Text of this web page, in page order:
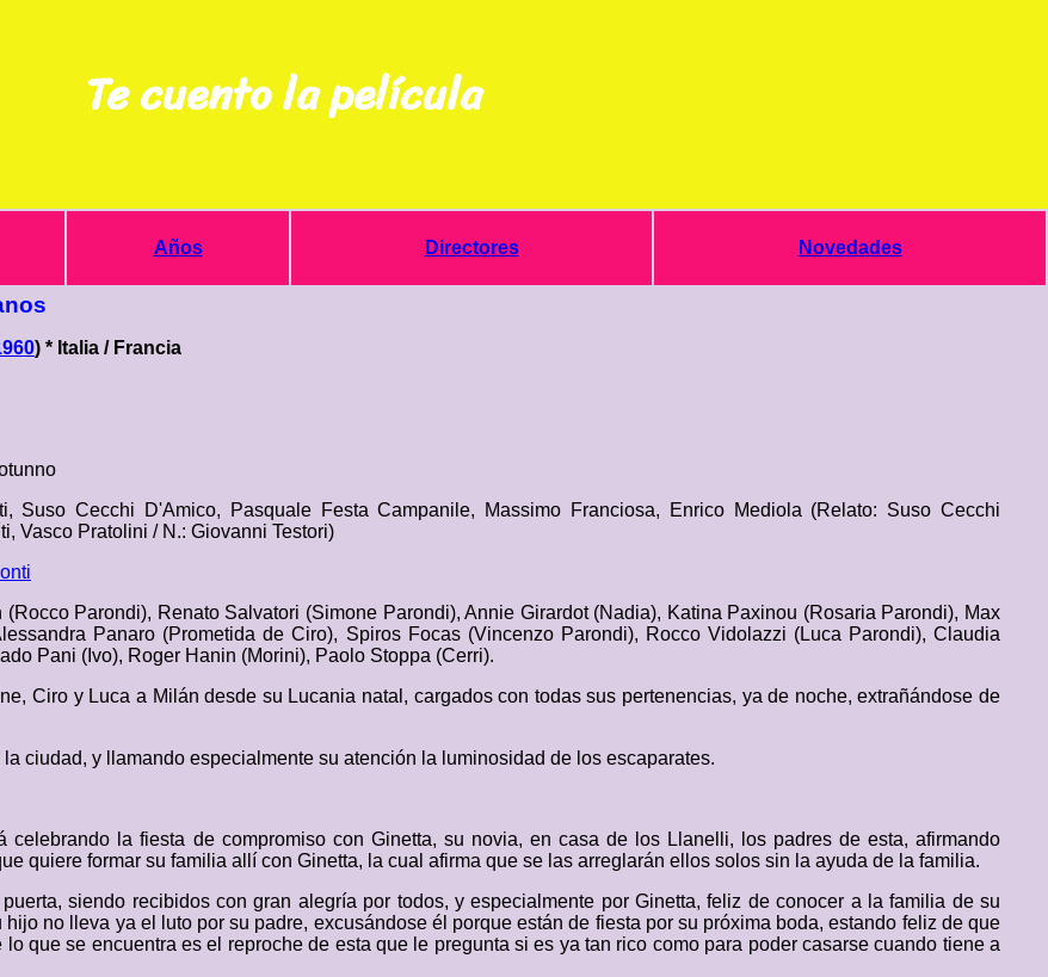
Te cuento la película
Años Directores Novedades
) * Italia / Francia
Suso Cecchi D'Amico, Pasquale Festa Campanile, Massimo Franciosa, Enrico Mediola (Relato: Suso Cecchi
Vasco Pratolini / N.: Giovanni Testori)
(Rocco Parondi), Renato Salvatori (Simone Parondi), Annie Girardot (Nadia), Katina Paxinou (Rosaria Parondi), Max
Panaro (Prometida de Ciro), Spiros Focas (Vincenzo Parondi), Rocco Vidolazzi (Luca Parondi), Claudia
Pani (Ivo), Roger Hanin (Morini), Paolo Stoppa (Cerri).
Ciro y Luca a Milán desde su Lucania natal, cargados con todas sus pertenencias, ya de noche, extrañándose de
ciudad, y llamando especialmente su atención la luminosidad de los escaparates.
la fiesta de compromiso con Ginetta, su novia, en casa de los Llanelli, los padres de esta, afirmando
quiere formar su familia allí con Ginetta, la cual afirma que se las arreglarán ellos solos sin la ayuda de la familia.
siendo recibidos con gran alegría por todos, y especialmente por Ginetta, feliz de conocer a la familia de su
no lleva ya el luto por su padre, excusándose él porque están de fiesta por su próxima boda, estando feliz de que
que se encuentra es el reproche de esta que le pregunta si es ya tan rico como para poder casarse cuando tiene a